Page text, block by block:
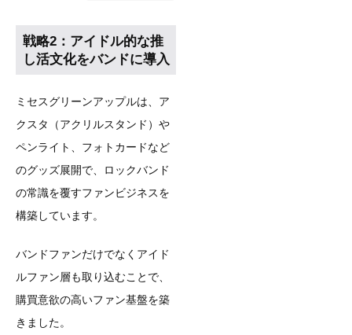
戦略2：アイドル的な推
し活文化をバンドに導入
ミセスグリーンアップルは、ア
クスタ（アクリルスタンド）や
ペンライト、フォトカードなど
のグッズ展開で、ロックバンド
の常識を覆すファンビジネスを
構築しています。
バンドファンだけでなくアイド
ルファン層も取り込むことで、
購買意欲の高いファン基盤を築
きました。